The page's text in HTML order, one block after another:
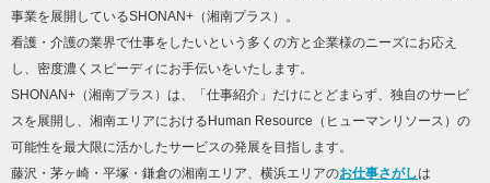
事業を展開しているSHONAN+（湘南プラス）。
看護・介護の業界で仕事をしたいという多くの方と企業様のニーズにお応え
し、密度濃くスピーディにお手伝いをいたします。
SHONAN+（湘南プラス）は、「仕事紹介」だけにとどまらず、独自のサービ
スを展開し、湘南エリアにおけるHuman Resource（ヒューマンリソース）の
可能性を最大限に活かしたサービスの発展を目指します。
藤沢・茅ヶ崎・平塚・鎌倉の湘南エリア、横浜エリアのお仕事さがしは